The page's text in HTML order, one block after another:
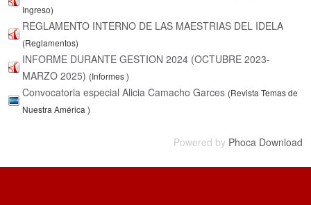
Ingreso)
REGLAMENTO INTERNO DE LAS MAESTRIAS DEL IDELA
(Reglamentos)
INFORME DURANTE GESTION 2024 (OCTUBRE 2023-
MARZO 2025) (Informes )
Convocatoria especial Alicia Camacho Garces (Revista Temas de
Nuestra América )
Powered by Phoca Download